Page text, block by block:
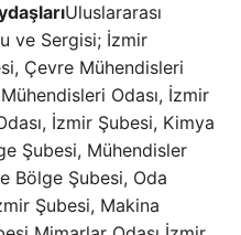
Uluslararası
ve Sergisi; İzmir
Çevre Mühendisleri
Odası, İzmir
İzmir Şubesi, Kimya
Şubesi, Mühendisler
Bölge Şubesi, Oda
Şubesi, Makina